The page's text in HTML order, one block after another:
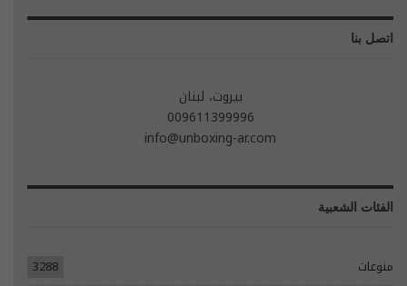
اتصل بنا
بيروت، لبنان
009611399996
info@unboxing-ar.com
الفئات الشعبية
منوعات 3288